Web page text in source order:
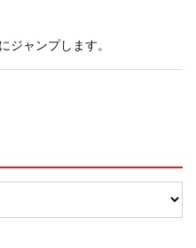
にジャンプします。